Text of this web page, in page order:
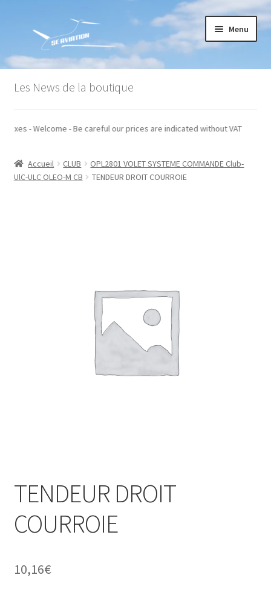
la
navigation
contenu
Menu
Accueil
Conditions générales de vente
Mon compte
Les News de la boutique
taxes - Welcome - Be careful our prices are indicated without VAT
Accueil CLUB
OPL2801 VOLET SYSTEME COMMANDE Club-
UlC-ULC OLEO-M CB
TENDEUR DROIT COURROIE
TENDEUR DROIT
COURROIE
10,16€